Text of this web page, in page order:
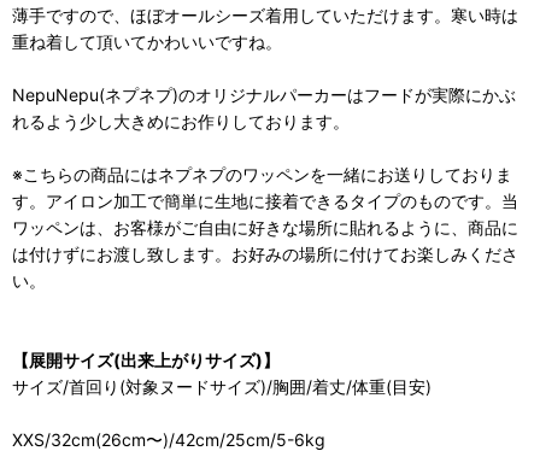
薄手ですので、ほぼオールシーズ着用していただけます。寒い時は
重ね着して頂いてかわいいですね。
NepuNepu(ネプネプ)のオリジナルパーカーはフードが実際にかぶ
れるよう少し大きめにお作りしております。
※こちらの商品にはネプネプのワッペンを一緒にお送りしておりま
す。アイロン加工で簡単に生地に接着できるタイプのものです。当
ワッペンは、お客様がご自由に好きな場所に貼れるように、商品に
は付けずにお渡し致します。お好みの場所に付けてお楽しみくださ
い。
【展開サイズ(出来上がりサイズ)】
サイズ/首回り(対象ヌードサイズ)/胸囲/着丈/体重(目安)
XXS/32cm(26cm〜)/42cm/25cm/5-6kg